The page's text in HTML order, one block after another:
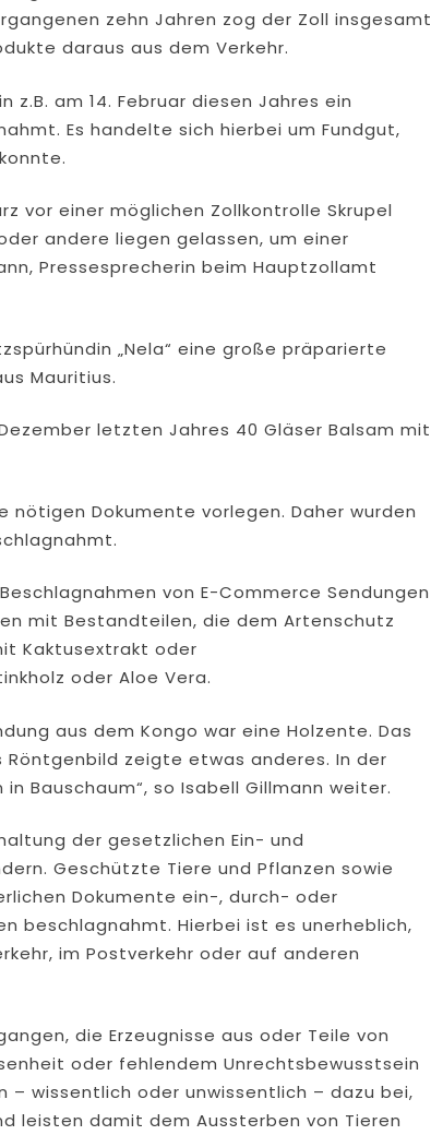
zehn Jahren zog der Zoll insgesamt
daraus aus dem Verkehr.
z.B. am 14. Februar diesen Jahres ein
Es handelte sich hierbei um Fundgut,
vor einer möglichen Zollkontrolle Skrupel
andere liegen gelassen, um einer
Pressesprecherin beim Hauptzollamt
„Nela“ eine große präparierte
Mauritius.
letzten Jahres 40 Gläser Balsam mit
nötigen Dokumente vorlegen. Daher wurden
von E-Commerce Sendungen
mit Bestandteilen, die dem Artenschutz
Kaktusextrakt oder
oder Aloe Vera.
aus dem Kongo war eine Holzente. Das
zeigte etwas anderes. In der
Bauschaum“, so Isabell Gillmann weiter.
der gesetzlichen Ein- und
Geschützte Tiere und Pflanzen sowie
Dokumente ein-, durch- oder
beschlagnahmt. Hierbei ist es unerheblich,
im Postverkehr oder auf anderen
die Erzeugnisse aus oder Teile von
oder fehlendem Unrechtsbewusstsein
– wissentlich oder unwissentlich – dazu bei,
leisten damit dem Aussterben von Tieren